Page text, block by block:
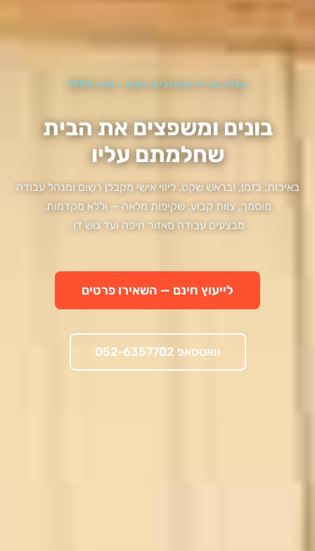
קבלן בנייה ושיפוצים רשום · מאז 1995
בונים ומשפצים את הבית
שחלמתם עליו
באיכות, בזמן, ובראש שקט. ליווי אישי מקבלן רשום ומנהל עבודה
מוסמך, צוות קבוע, שקיפות מלאה — וללא מקדמות.
מבצעים עבודה מאזור חיפה ועד גוש דן.
לייעוץ חינם — השאירו פרטים
וואטסאפ 052-6357702